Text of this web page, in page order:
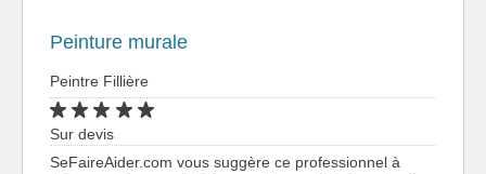
Peinture murale
Peintre Fillière
Sur devis
SeFaireAider.com vous suggère ce professionnel à